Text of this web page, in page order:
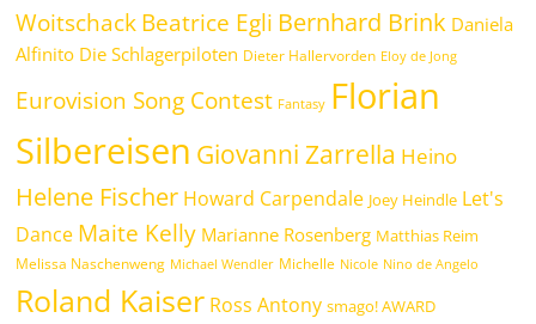
WoitschackBeatrice Egli Bernhard Brink Daniela
Alfinito Die Schlagerpiloten Dieter Hallervorden Eloy de Jong
Eurovision Song Contest Fantasy Florian
Silbereisen Giovanni Zarrella Heino
Helene Fischer Howard Carpendale Joey Heindle Let's
Dance Maite Kelly Marianne Rosenberg Matthias Reim
Melissa Naschenweng Michael Wendler Michelle Nicole Nino de Angelo
Roland Kaiser Ross Antony smago! AWARD